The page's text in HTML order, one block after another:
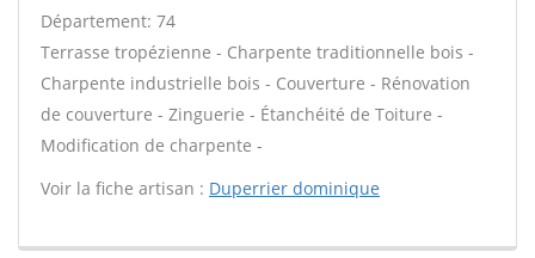
Département: 74
Terrasse tropézienne - Charpente traditionnelle bois -
Charpente industrielle bois - Couverture - Rénovation
de couverture - Zinguerie - Étanchéité de Toiture -
Modification de charpente -
Voir la fiche artisan : Duperrier dominique